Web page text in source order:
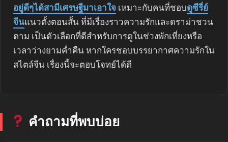
อยู่ดีๆได้สามีเศรษฐีมาเอาใจ เหมาะกับคนที่ชอบดูซีรี่ย์
จีนแนวตั้งตอนสั้น ที่มีเรื่องราวความรักและดราม่าชวน
ตาม เป็นตัวเลือกที่ดีสำหรับการดูในช่วงพักเที่ยงหรือ
เวลาว่างยามค่ำคืน หากใครชอบบรรยากาศความรักใน
สไตล์จีน เรื่องนี้จะตอบโจทย์ได้ดี
คำถามที่พบบ่อย